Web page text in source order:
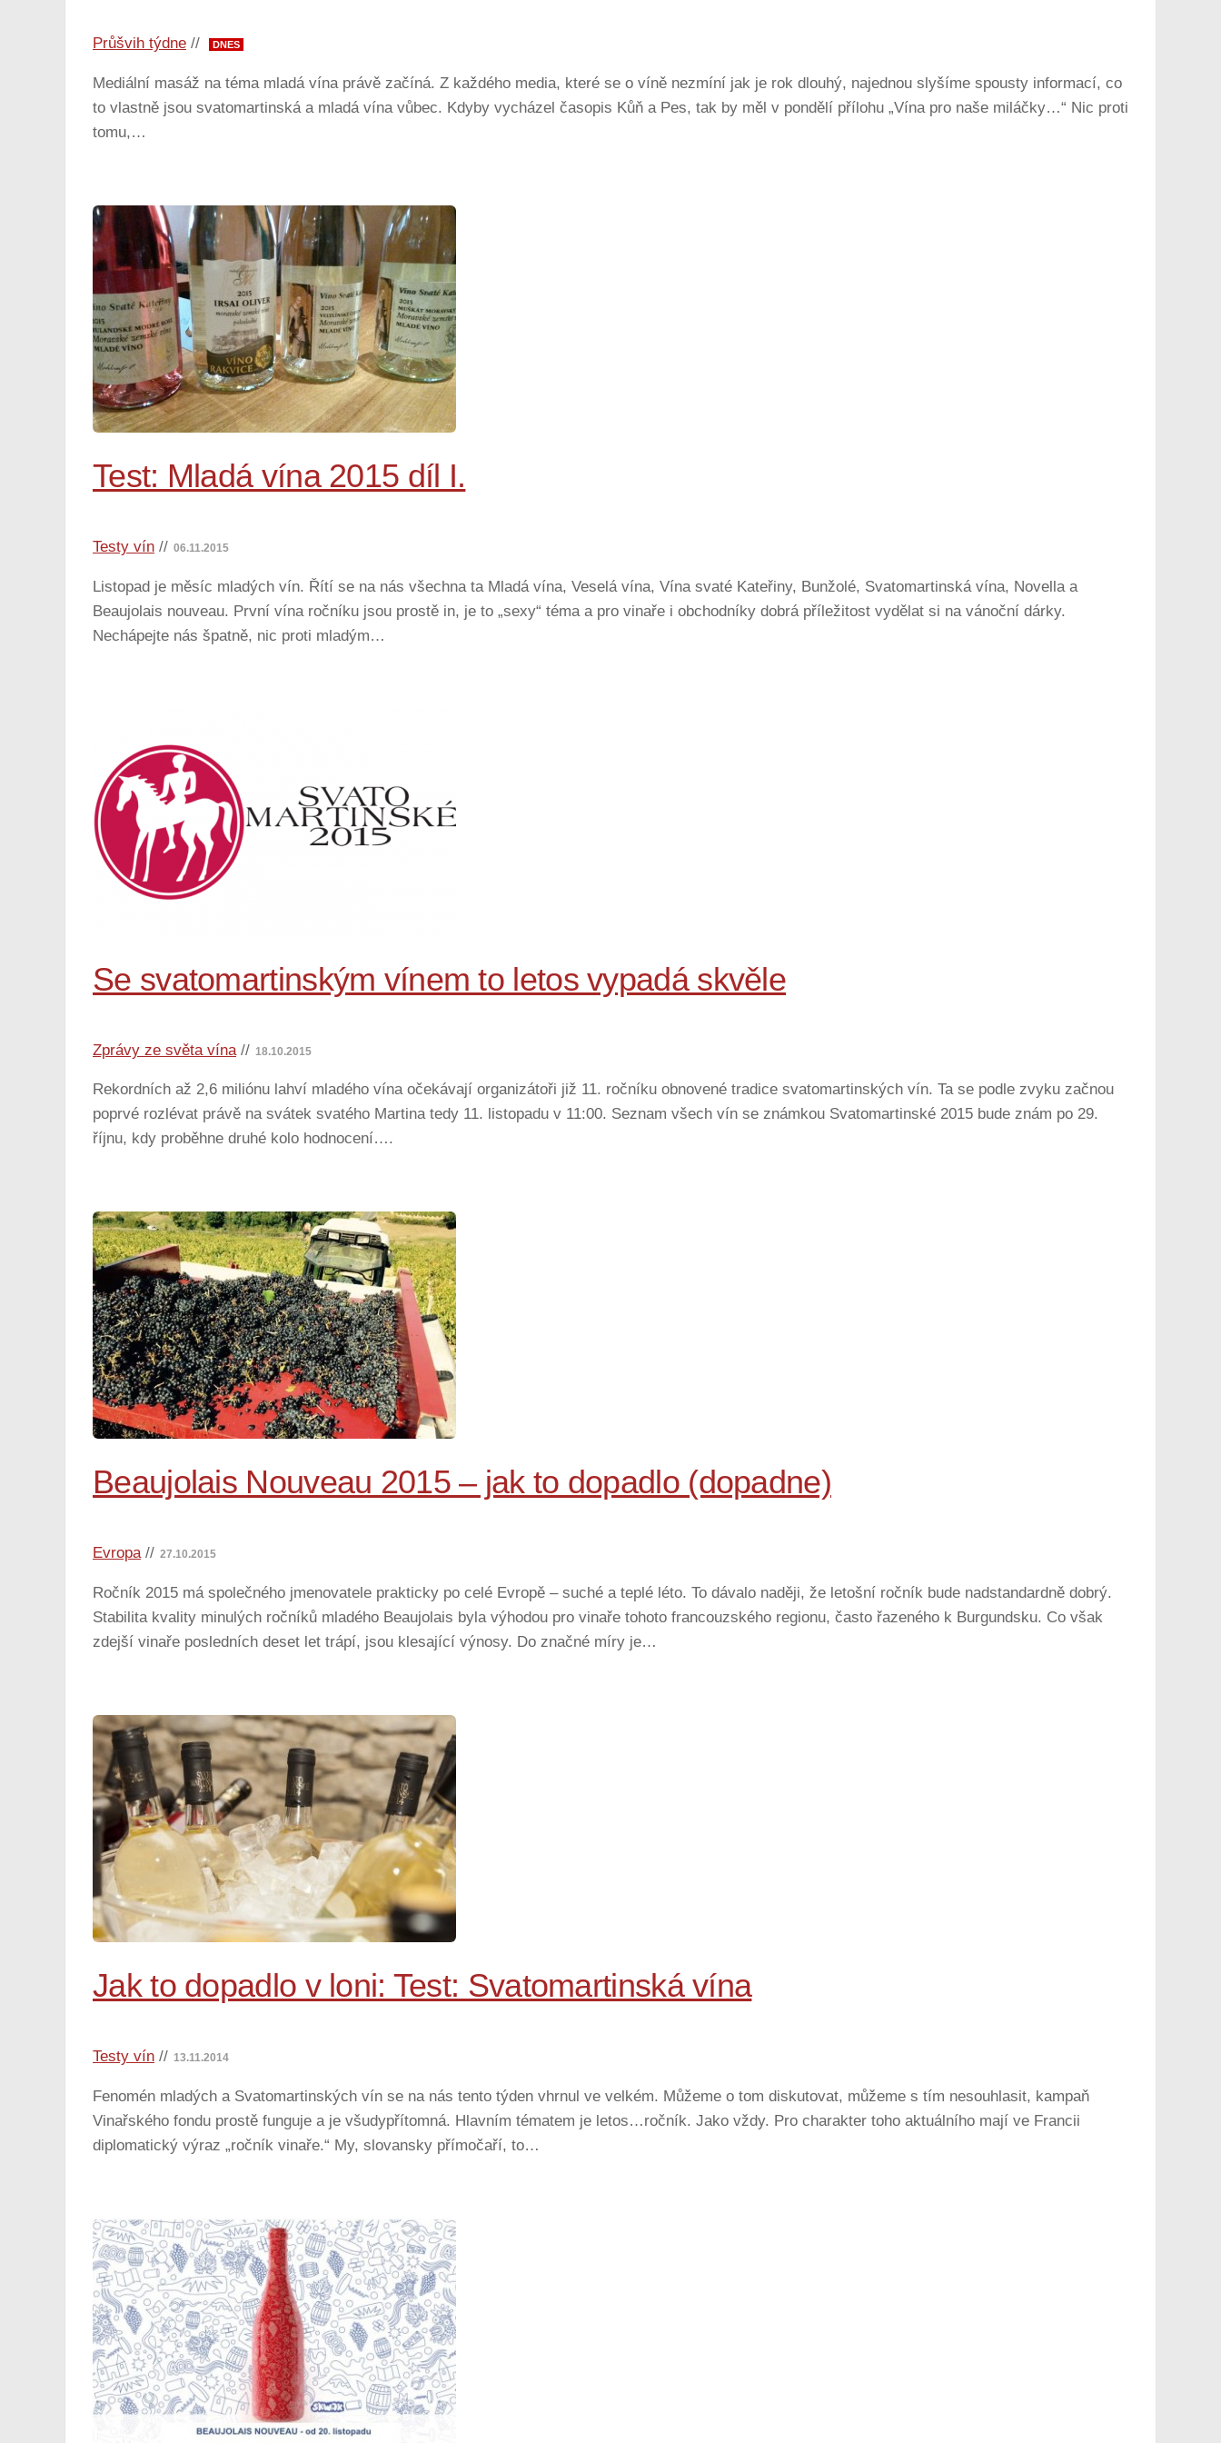
Průšvih týdne // DNES
Mediální masáž na téma mladá vína právě začíná. Z každého media, které se o víně nezmíní jak je rok dlouhý, najednou slyšíme spousty informací, co
to vlastně jsou svatomartinská a mladá vína vůbec. Kdyby vycházel časopis Kůň a Pes, tak by měl v pondělí přílohu „Vína pro naše miláčky…“ Nic proti
tomu,…
Test: Mladá vína 2015 díl I.
Testy vín // 06.11.2015
Listopad je měsíc mladých vín. Řítí se na nás všechna ta Mladá vína, Veselá vína, Vína svaté Kateřiny, Bunžolé, Svatomartinská vína, Novella a
Beaujolais nouveau. První vína ročníku jsou prostě in, je to „sexy“ téma a pro vinaře i obchodníky dobrá příležitost vydělat si na vánoční dárky.
Nechápejte nás špatně, nic proti mladým…
Se svatomartinským vínem to letos vypadá skvěle
Zprávy ze světa vína // 18.10.2015
Rekordních až 2,6 miliónu lahví mladého vína očekávají organizátoři již 11. ročníku obnovené tradice svatomartinských vín. Ta se podle zvyku začnou
poprvé rozlévat právě na svátek svatého Martina tedy 11. listopadu v 11:00. Seznam všech vín se známkou Svatomartinské 2015 bude znám po 29.
říjnu, kdy proběhne druhé kolo hodnocení….
Beaujolais Nouveau 2015 – jak to dopadlo (dopadne)
Evropa// 27.10.2015
Ročník 2015 má společného jmenovatele prakticky po celé Evropě – suché a teplé léto. To dávalo naději, že letošní ročník bude nadstandardně dobrý.
Stabilita kvality minulých ročníků mladého Beaujolais byla výhodou pro vinaře tohoto francouzského regionu, často řazeného k Burgundsku. Co však
zdejší vinaře posledních deset let trápí, jsou klesající výnosy. Do značné míry je…
Jak to dopadlo v loni: Test: Svatomartinská vína
Testy vín // 13.11.2014
Fenomén mladých a Svatomartinských vín se na nás tento týden vhrnul ve velkém. Můžeme o tom diskutovat, můžeme s tím nesouhlasit, kampaň
Vinařského fondu prostě funguje a je všudypřítomná. Hlavním tématem je letos…ročník. Jako vždy. Pro charakter toho aktuálního mají ve Francii
diplomatický výraz „ročník vinaře.“ My, slovansky přímočaří, to…